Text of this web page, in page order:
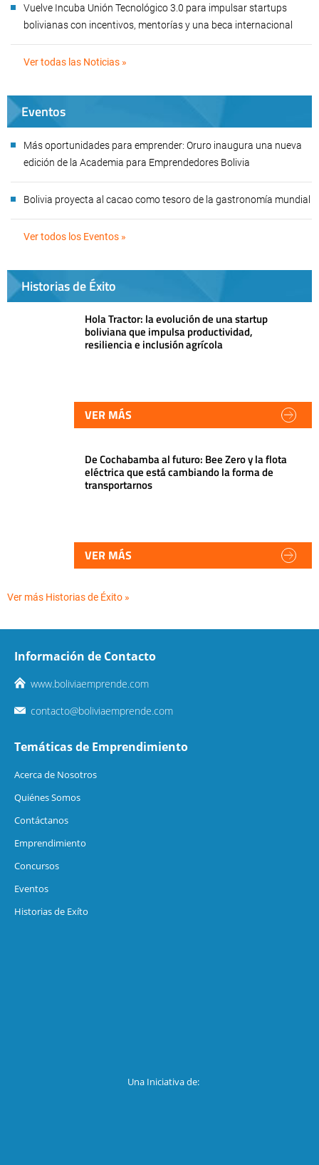
Vuelve Incuba Unión Tecnológico 3.0 para impulsar startups
bolivianas con incentivos, mentorías y una beca internacional
Ver todas las Noticias »
Eventos
Más oportunidades para emprender: Oruro inaugura una nueva
edición de la Academia para Emprendedores Bolivia
Bolivia proyecta al cacao como tesoro de la gastronomía mundial
Ver todos los Eventos »
Historias de Éxito
Hola Tractor: la evolución de una startup
boliviana que impulsa productividad,
resiliencia e inclusión agrícola
VER MÁS
De Cochabamba al futuro: Bee Zero y la flota
eléctrica que está cambiando la forma de
transportarnos
VER MÁS
Ver más Historias de Éxito »
Información de Contacto
www.boliviaemprende.com
contacto@boliviaemprende.com
Temáticas de Emprendimiento
Acerca de Nosotros
Quiénes Somos
Contáctanos
Emprendimiento
Concursos
Eventos
Historias de Exíto
Una Iniciativa de: